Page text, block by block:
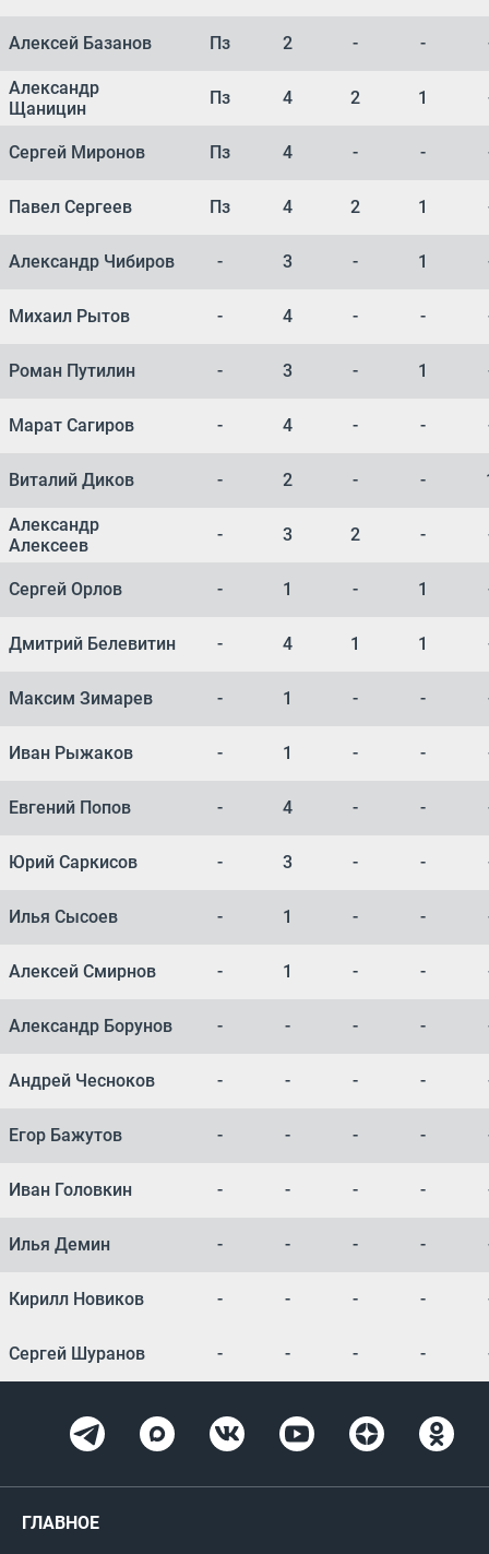
Алексей Базанов Пз 2 - -
Александр
Щаницин
Пз 4 2 1
Сергей Миронов Пз 4 - -
Павел Сергеев Пз 4 2 1
Александр Чибиров - 3 - 1
Михаил Рытов - 4 - -
Роман Путилин - 3 - 1
Марат Сагиров - 4 - -
Виталий Диков - 2 - -
Александр
Алексеев
- 3 2 -
Сергей Орлов - 1 - 1
Дмитрий Белевитин - 4 1 1
Максим Зимарев - 1 - -
Иван Рыжаков - 1 - -
Евгений Попов - 4 - -
Юрий Саркисов - 3 - -
Илья Сысоев - 1 - -
Алексей Смирнов - 1 - -
Александр Борунов - - - -
Андрей Чесноков - - - -
Егор Бажутов - - - -
Иван Головкин - - - -
Илья Демин - - - -
Кирилл Новиков - - - -
Сергей Шуранов - - - -
ГЛАВНОЕ